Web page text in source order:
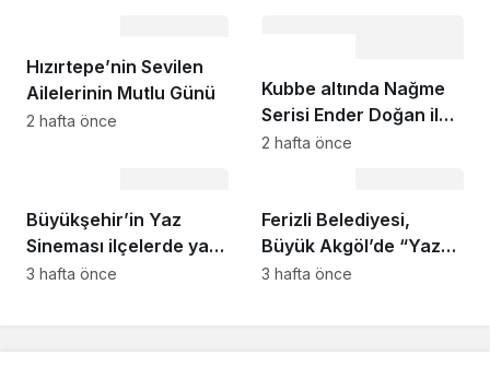
Hızırtepe’nin Sevilen
Ailelerinin Mutlu Günü
2 hafta önce
Kubbe altında Nağme
Serisi Ender Doğan ile
Başlıyor
2 hafta önce
Büyükşehir’in Yaz
Sineması ilçelerde yaz
akşamlarına renk
3 hafta önce
Ferizli Belediyesi,
Büyük Akgöl’de “Yaza
Merhaba” Buluşması
3 hafta önce